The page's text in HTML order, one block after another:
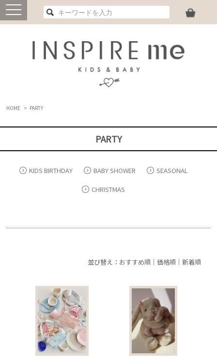
toggle
navigation
HOME > PARTY
PARTY
KIDS BIRTHDAY BABY SHOWER SEASONAL
CHRISTMAS
並び替え： おすすめ順｜ 価格順｜ 新着順